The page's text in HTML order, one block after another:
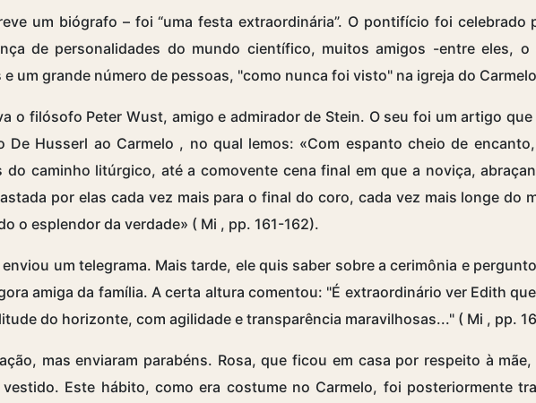
um biógrafo – foi “uma festa extraordinária”. O pontifício foi celebrado
de personalidades do mundo científico, muitos amigos -entre eles, o
um grande número de pessoas, "como nunca foi visto" na igreja do Carmelo
o filósofo Peter Wust, amigo e admirador de Stein. O seu foi um artigo
De Husserl ao Carmelo , no qual lemos: «Com espanto cheio de
caminho litúrgico, até a comovente cena final em que a noviça,
por elas cada vez mais para o final do coro, cada vez mais longe do
o esplendor da verdade» ( Mi , pp. 161-162).
um telegrama. Mais tarde, ele quis saber sobre a cerimônia e
amiga da família. A certa altura comentou: "É extraordinário ver Edith
do horizonte, com agilidade e transparência maravilhosas..." ( Mi , pp.
mas enviaram parabéns. Rosa, que ficou em casa por respeito à
Este hábito, como era costume no Carmelo, foi posteriormente